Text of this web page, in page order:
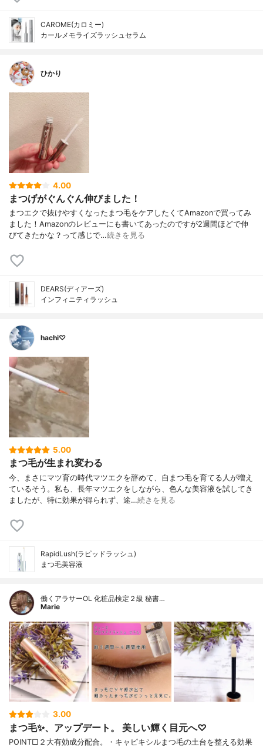
CAROME(カロミー)
カールメモライズラッシュセラム
ひかり
4.00
まつげがぐんぐん伸びました！
まつエクで抜けやすくなったまつ毛をケアしたくてAmazonで買ってみ
ました！Amazonのレビューにも書いてあったのですが2週間ほどで伸
びてきたかな？って感じで…続きを見る
DEARS(ディアーズ)
インフィニティラッシュ
hachi♡
5.00
まつ毛が生まれ変わる
今、まさにマツ育の時代マツエクを辞めて、自まつ毛を育てる人が増え
ているそう。私も、長年マツエクをしながら、色んな美容液を試してき
ましたが、特に効果が得られず、途…続きを見る
RapidLush(ラピッドラッシュ)
まつ毛美容液
働くアラサーOL 化粧品検定２級 秘書…
Marie
3.00
まつ毛✨、アップデート。 美しい輝く目元へ♡
POINT□２大有効成分配合。・キャピキシルまつ毛の土台を整える効果